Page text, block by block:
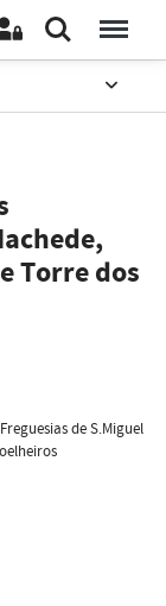
Torre dos
de S.Miguel